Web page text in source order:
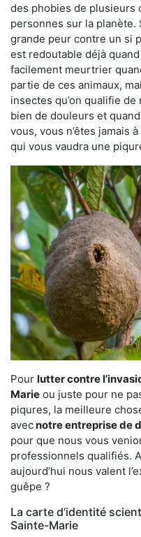
des phobies de plusieurs
personnes sur la planète.
grande peur contre un si
est redoutable déjà
facilement meurtrier
partie de ces animaux,
insectes qu’on qualifie
bien de douleurs et
vous, vous n’êtes jamais
qui vous vaudra une
Pour lutter contre
Marie ou juste pour ne
piqures, la meilleure
avecnotre entreprise de
pour que nous vous
professionnels qualifiés.
aujourd’hui nous valent
guêpe ?
La carte d’identité
Sainte-Marie